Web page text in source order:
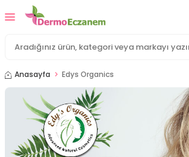
Anasayfa Edys Organics